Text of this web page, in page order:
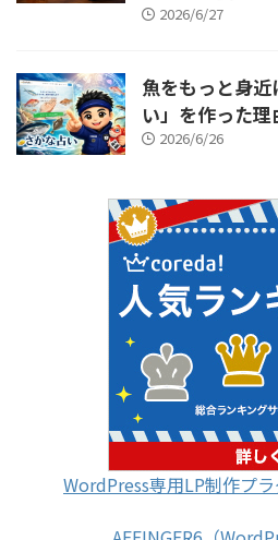
2026/6/27
魚をもっと身
い」を作った理
2026/6/26
WordPress専用LP制作プ